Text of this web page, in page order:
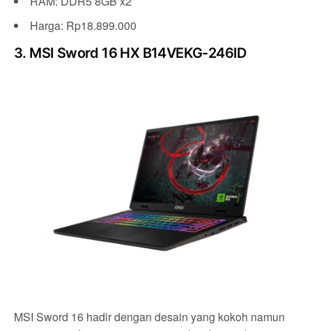
Harga: Rp18.899.000
3. MSI Sword 16 HX B14VEKG-246ID
MSI Sword 16 hadir dengan desain yang kokoh namun